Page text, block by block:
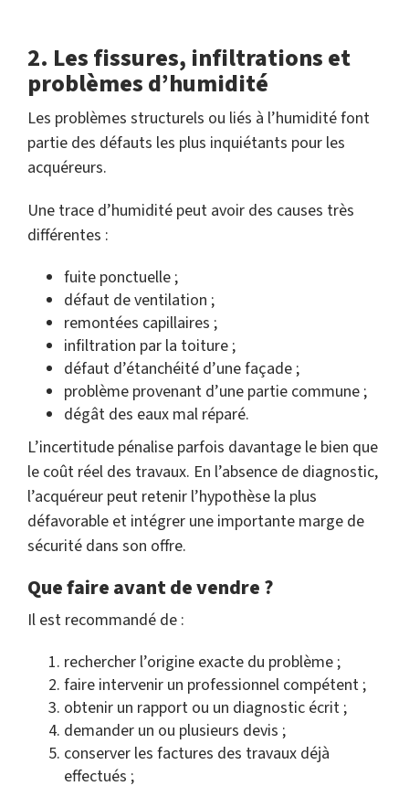
2. Les fissures, infiltrations et
problèmes d’humidité
Les problèmes structurels ou liés à l’humidité font
partie des défauts les plus inquiétants pour les
acquéreurs.
Une trace d’humidité peut avoir des causes très
différentes :
fuite ponctuelle ;
défaut de ventilation ;
remontées capillaires ;
infiltration par la toiture ;
défaut d’étanchéité d’une façade ;
problème provenant d’une partie commune ;
dégât des eaux mal réparé.
L’incertitude pénalise parfois davantage le bien que
le coût réel des travaux. En l’absence de diagnostic,
l’acquéreur peut retenir l’hypothèse la plus
défavorable et intégrer une importante marge de
sécurité dans son offre.
Que faire avant de vendre ?
Il est recommandé de :
rechercher l’origine exacte du problème ;
faire intervenir un professionnel compétent ;
obtenir un rapport ou un diagnostic écrit ;
demander un ou plusieurs devis ;
conserver les factures des travaux déjà
effectués ;